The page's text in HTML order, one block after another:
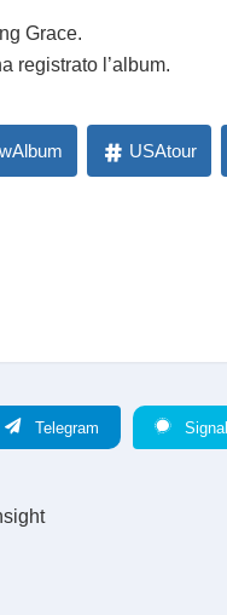
Grace.
registrato l’album.
USAtour
Telegram Signal